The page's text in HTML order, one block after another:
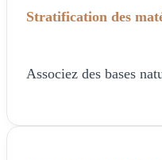
Stratification des
Associez des bases